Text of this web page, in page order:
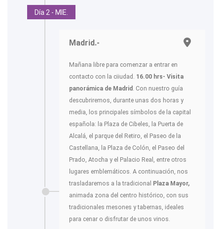
Día 2 - MIE.
Madrid.-
Mañana libre para comenzar a entrar en
contacto con la ciiudad. 16.00 hrs- Visita
panorámica de Madrid . Con nuestro guía
descubriremos, durante unas dos horas y
media, los principales símbolos de la capital
española: la Plaza de Cibeles, la Puerta de
Alcalá, el parque del Retiro, el Paseo de la
Castellana, la Plaza de Colón, el Paseo del
Prado, Atocha y el Palacio Real, entre otros
lugares emblemáticos. A continuación, nos
trasladaremos a la tradicional
Plaza Mayor,
animada zona del centro histórico, con sus
tradicionales mesones y tabernas, ideales
para cenar o disfrutar de unos vinos.